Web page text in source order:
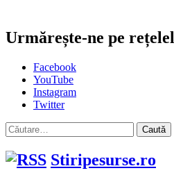
Urmărește-ne pe
Facebook
YouTube
Instagram
Twitter
Caută
după:
Stiripesurse.ro